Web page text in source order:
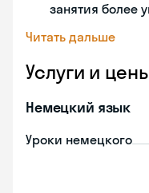
занятия более
Читать дальше
Услуги и
Немецкий язык
Уроки немецкого